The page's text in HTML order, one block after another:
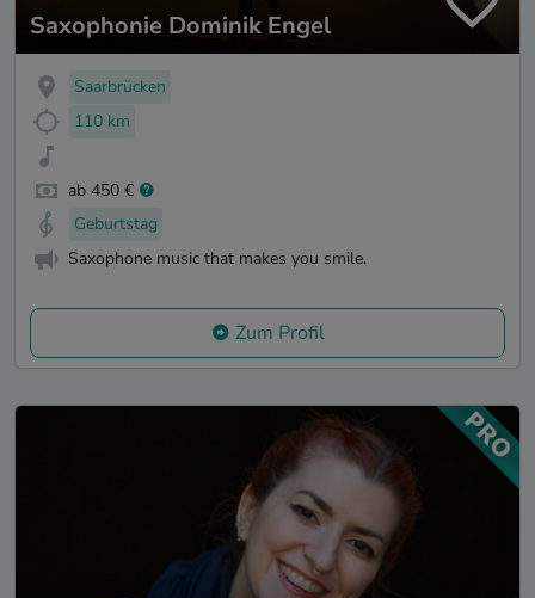
Saxophonie Dominik Engel
Saarbrücken
110 km
ab 450 €
Geburtstag
Saxophone music that makes you smile.
Zum Profil